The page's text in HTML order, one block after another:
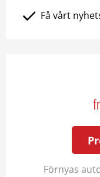
Få vårt
Förnyas